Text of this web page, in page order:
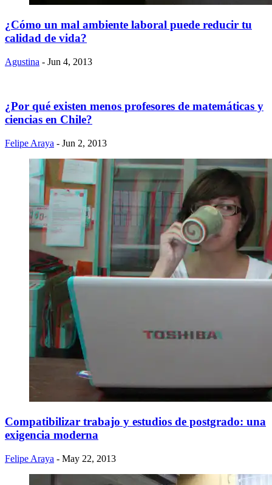
¿Cómo un mal ambiente laboral puede reducir tu
calidad de vida?
Agustina - Jun 4, 2013
¿Por qué existen menos profesores de matemáticas y
ciencias en Chile?
Felipe Araya - Jun 2, 2013
Compatibilizar trabajo y estudios de postgrado: una
exigencia moderna
Felipe Araya - May 22, 2013